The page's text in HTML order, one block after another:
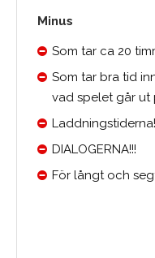
Minus
Som tar ca 20
Som tar bra tid
vad spelet går ut
Laddningstiderna!
DIALOGERNA!!!
För långt och